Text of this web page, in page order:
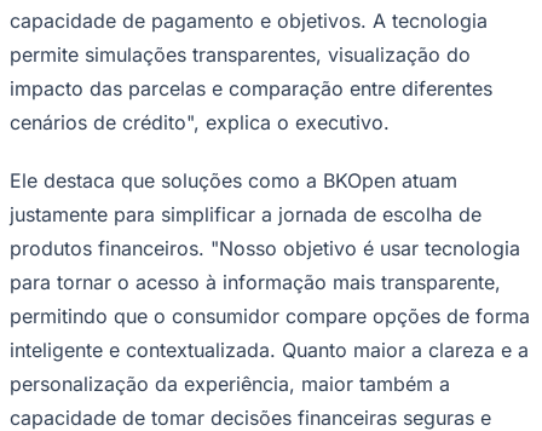
capacidade de pagamento e objetivos. A tecnologia
permite simulações transparentes, visualização do
impacto das parcelas e comparação entre diferentes
cenários de crédito", explica o executivo.
Ele destaca que soluções como a BKOpen atuam
justamente para simplificar a jornada de escolha de
produtos financeiros. "Nosso objetivo é usar tecnologia
para tornar o acesso à informação mais transparente,
permitindo que o consumidor compare opções de forma
inteligente e contextualizada. Quanto maior a clareza e a
personalização da experiência, maior também a
capacidade de tomar decisões financeiras seguras e